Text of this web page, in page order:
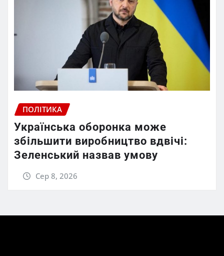
ПОЛІТИКА
Українська оборонка може
збільшити виробництво вдвічі:
Зеленський назвав умову
Сер 8, 2026